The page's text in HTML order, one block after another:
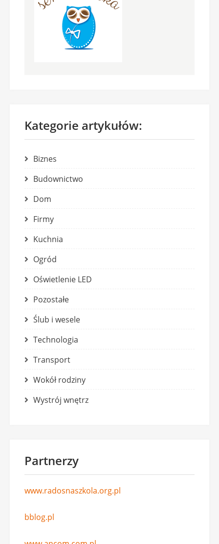
Kategorie artykułów:
Biznes
Budownictwo
Dom
Firmy
Kuchnia
Ogród
Oświetlenie LED
Pozostałe
Ślub i wesele
Technologia
Transport
Wokół rodziny
Wystrój wnętrz
Partnerzy
www.radosnaszkola.org.pl
bblog.pl